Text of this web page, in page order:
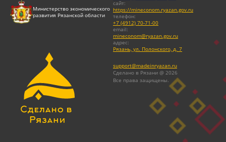
Министерство экономического
развития Рязанской области
сайт:
https://mineconom.ryazan.gov.ru
телефон:
+7 (4912) 70-71-00
email:
mineconom@ryazan.gov.ru
адрес:
Рязань, ул. Полонского, д. 7
support@madeinryazan.ru
Сделано в Рязани @ 2026
Все права защищены.